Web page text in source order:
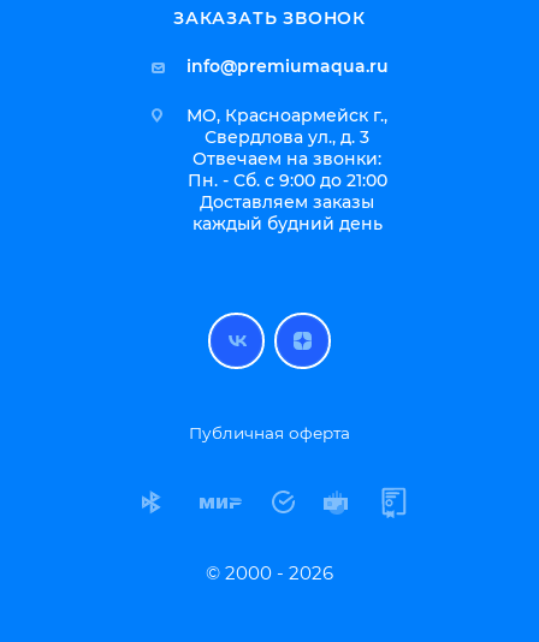
ЗАКАЗАТЬ ЗВОНОК
info@premiumaqua.ru
МО, Красноармейск г.,
Свердлова ул., д. 3
Отвечаем на звонки:
Пн. - Сб. с 9:00 до 21:00
Доставляем заказы
каждый будний день
Публичная оферта
© 2000 - 2026